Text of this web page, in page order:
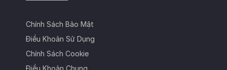
Chính Sách Bảo Mật
Điều Khoản Sử Dụng
Chính Sách Cookie
Điều Khoản Chung